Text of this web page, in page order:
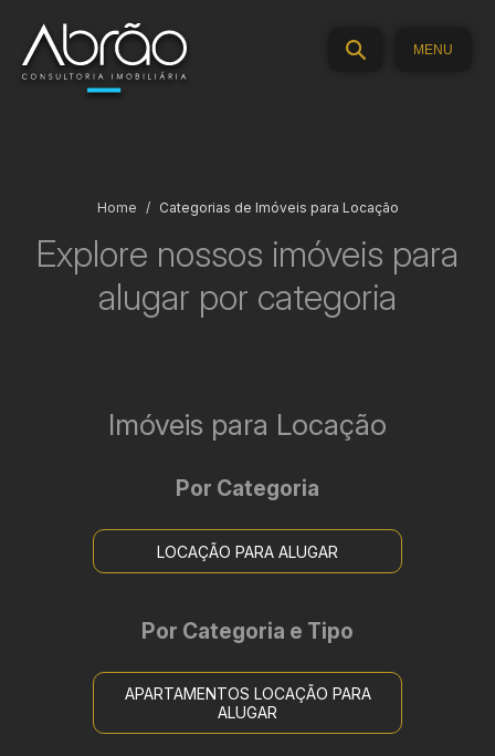
MENU
Home Categorias de Imóveis para Locação
Explore nossos imóveis para
alugar por categoria
Imóveis para Locação
Por Categoria
LOCAÇÃO PARA ALUGAR
Por Categoria e Tipo
APARTAMENTOS LOCAÇÃO PARA
ALUGAR